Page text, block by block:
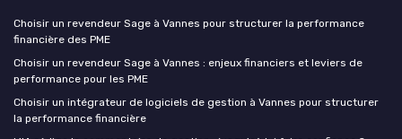
Choisir un revendeur Sage à Vannes pour structurer la performance
financière des PME
Choisir un revendeur Sage à Vannes : enjeux financiers et leviers de
performance pour les PME
Choisir un intégrateur de logiciels de gestion à Vannes pour structurer
la performance financière